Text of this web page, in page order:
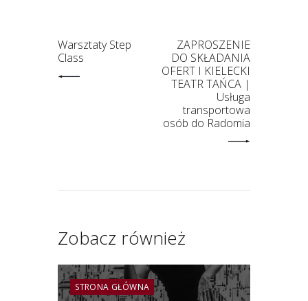
Warsztaty Step
Class
ZAPROSZENIE
DO SKŁADANIA
OFERT I KIELECKI
TEATR TAŃCA |
Usługa
transportowa
osób do Radomia
Zobacz również
STRONA GŁÓWNA